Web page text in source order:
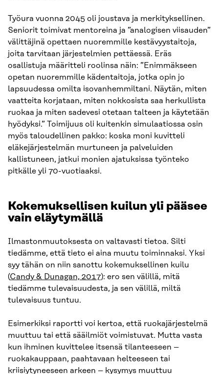
Työura vuonna 2045 oli joustava ja merkityksellinen.
Seniorit toimivat mentoreina ja ”analogisen viisauden”
välittäjinä opettaen nuoremmille kestävyystaitoja,
joita tarvitaan järjestelmien pettäessä. Eräs
osallistuja määritteli roolinsa näin: ”Enimmäkseen
opetan nuoremmille kädentaitoja, jotka opin jo
lapsuudessa omilta isovanhemmiltani. Näytän, miten
vaatteita korjataan, miten nokkosista saa herkullista
ruokaa ja miten sadevesi otetaan talteen ja käytetään
hyödyksi.” Toimijuus oli kuitenkin simulaatiossa osin
myös taloudellinen pakko: koska moni kuvitteli
eläkejärjestelmän murtuneen ja palveluiden
kallistuneen, jatkui monien ajatuksissa työnteko
pitkälle yli 70-vuotiaaksi.
Kokemuksellisen kuilun yli pääsee
vain eläytymällä
Ilmastonmuutoksesta on valtavasti tietoa. Silti
tiedämme, että tieto ei aina muutu toiminnaksi. Yksi
syy tähän on niin sanottu kokemuksellinen kuilu
(Candy & Dunagan, 2017): ero sen välillä, mitä
tiedämme tulevaisuudesta, ja sen välillä, miltä
tulevaisuus tuntuu.
Esimerkiksi raportti voi kertoa, että ruokajärjestelmä
muuttuu tai että sääilmiöt voimistuvat. Mutta vasta
kun ihminen kuvittelee itsensä tilanteeseen –
ruokakauppaan, paahtavaan helteeseen tai
kriisiytyneeseen arkeen – kysymys muuttuu